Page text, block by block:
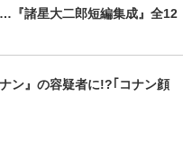
『諸星大二郎短編集成』全12
ン』の容疑者に!?｢コナン顔